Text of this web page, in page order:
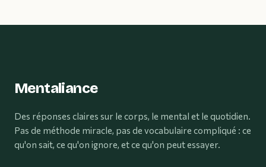
efficaces
comportements
Mentaliance
Des réponses claires sur le corps, le mental et le quotidien.
Pas de méthode miracle, pas de vocabulaire compliqué : ce
qu'on sait, ce qu'on ignore, et ce qu'on peut essayer.